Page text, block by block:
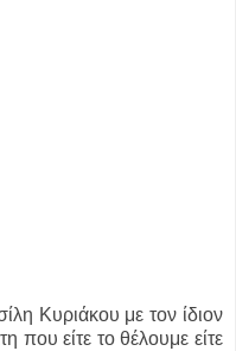
Κυριάκου με τον ίδιον
που είτε το θέλουμε είτε